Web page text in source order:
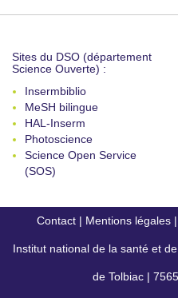
Sites du DSO (département
Science Ouverte) :
Insermbiblio
MeSH bilingue
HAL-Inserm
Photoscience
Science Open Service
(SOS)
Contact | Mentions légales |
Institut national de la santé et
de Tolbiac |